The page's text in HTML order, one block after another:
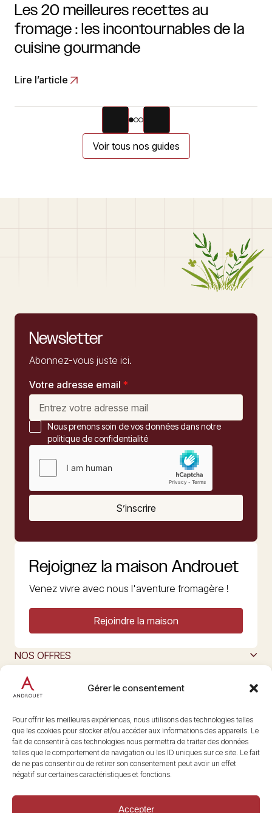
Gérer le consentement
Pour offrir les meilleures expériences, nous utilisons des technologies telles
que les cookies pour stocker et/ou accéder aux informations des appareils. Le
fait de consentir à ces technologies nous permettra de traiter des données
telles que le comportement de navigation ou les ID uniques sur ce site. Le fait
de ne pas consentir ou de retirer son consentement peut avoir un effet
négatif sur certaines caractéristiques et fonctions.
Accepter
Les 20 meilleures recettes au
fromage : les incontournables de la
cuisine gourmande
Lire l’article
Voir tous nos guides
Newsletter
Abonnez-vous juste ici.
Votre adresse email *
Nous prenons soin de vos données dans notre
politique de confidentialité
S’inscrire
Rejoignez la maison Androuet
Venez vivre avec nous l'aventure fromagère !
Rejoindre la maison
NOS OFFRES
L’ART DU FROMAGE
Nous suivre
@maisonandrouet
Copyright © 2026 Androuet
Site parMake the Grade